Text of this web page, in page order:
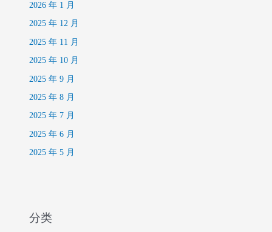
2026 年 1 月
2025 年 12 月
2025 年 11 月
2025 年 10 月
2025 年 9 月
2025 年 8 月
2025 年 7 月
2025 年 6 月
2025 年 5 月
分类